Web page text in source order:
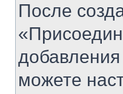
После
можете